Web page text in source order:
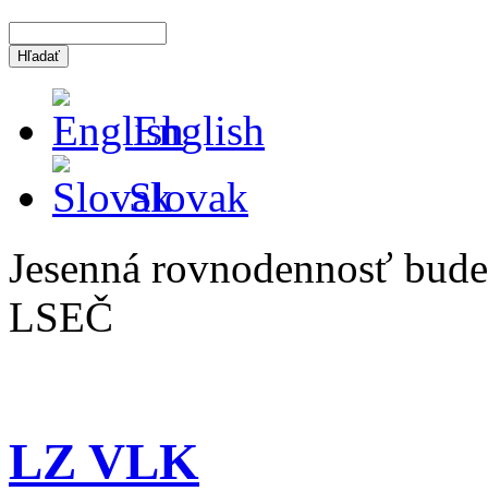
English
Slovak
Jesenná rovnodennosť
LSEČ
LZ VLK